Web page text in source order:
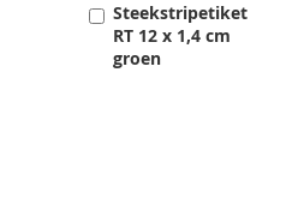
Steekstripetiket
RT 12 x 1,4 cm
groen
Toevoegen